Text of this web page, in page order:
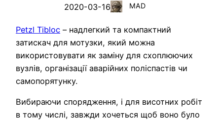
2020-03-16 MAD
Petzl Tibloc – надлегкий та компактний
затискач для мотузки, який можна
використовувати як заміну для схоплюючих
вузлів, організації аварійних поліспастів чи
самопорятунку.
Вибираючи спорядження, і для висотних робіт
в тому числі, завжди хочеться щоб воно було